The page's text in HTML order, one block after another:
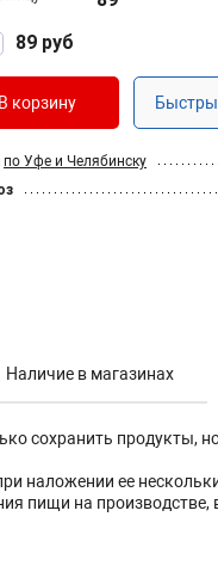
89 руб
В корзину
по Уфе и Челябинску
Наличие в магазинах
сохранить продукты,
наложении ее
пищи на производстве,